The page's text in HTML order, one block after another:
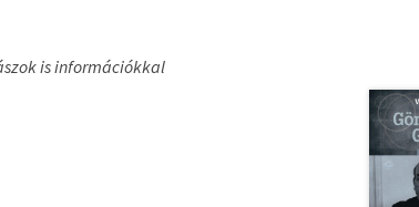
is információkkal